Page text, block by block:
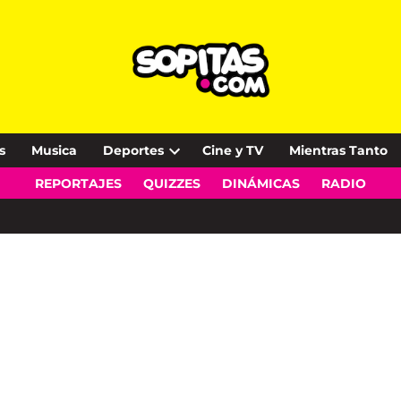
Musica Deportes
Open
dropdown
Cine y TV Mientras Tanto
REPORTAJES QUIZZES DINÁMICAS RADIO